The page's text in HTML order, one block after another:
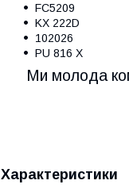
FC5209
KX 222D
102026
PU 816 X
Ми молода
Характеристики